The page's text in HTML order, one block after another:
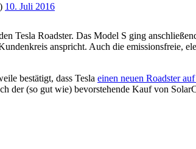
10. Juli 2016
Tesla Roadster. Das Model S ging
anspricht. Auch die emissionsfreie,
bestätigt, dass Tesla einen neuen Roadster
der (so gut wie) bevorstehende Kauf von